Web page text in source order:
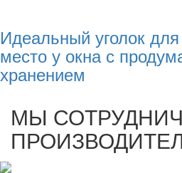
Идеальный уголок
место у окна с
хранением
МЫ